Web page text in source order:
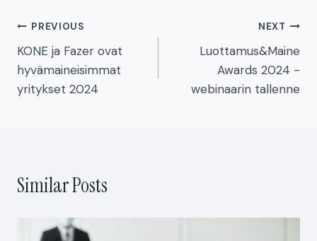
o
o
k
Artikkelien
selaus
PREVIOUS
KONE ja Fazer ovat
hyvämaineisimmat
yritykset 2024
NEXT
Luottamus&Maine
Awards 2024 -
webinaarin tallenne
Similar Posts